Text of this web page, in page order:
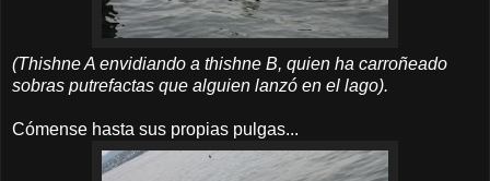
(Thishne A envidiando a thishne B, quien ha carroñeado
sobras putrefactas que alguien lanzó en el lago).
Cómense hasta sus propias pulgas...